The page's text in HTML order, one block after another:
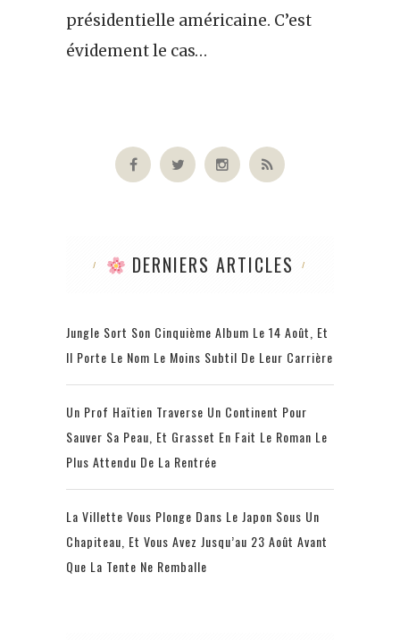
présidentielle américaine. C’est
évidement le cas…
DERNIERS ARTICLES
Jungle Sort Son Cinquième Album Le 14 Août, Et
Il Porte Le Nom Le Moins Subtil De Leur Carrière
Un Prof Haïtien Traverse Un Continent Pour
Sauver Sa Peau, Et Grasset En Fait Le Roman Le
Plus Attendu De La Rentrée
La Villette Vous Plonge Dans Le Japon Sous Un
Chapiteau, Et Vous Avez Jusqu’au 23 Août Avant
Que La Tente Ne Remballe